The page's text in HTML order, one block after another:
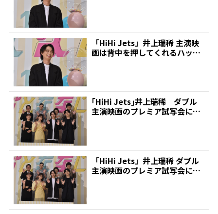
「HiHi Jets」井上瑞稀 主演映
画は背中を押してくれるハッピ
｢HiHi Jets｣井上瑞稀 ダブル
主演映画のプレミア試写会に出
「HiHi Jets」井上瑞稀 ダブル
主演映画のプレミア試写会に出